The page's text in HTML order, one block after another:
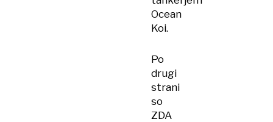
Ocean
Koi.
Po
drugi
strani
so
ZDA